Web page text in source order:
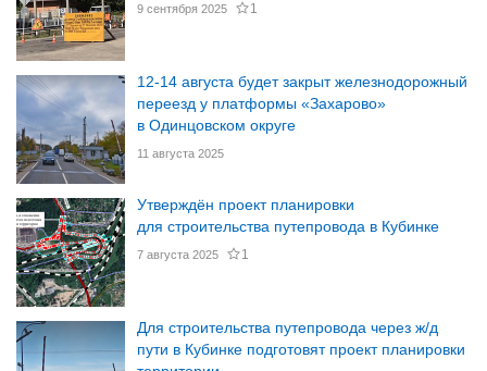
9 сентября 2025 1
12-14 августа будет закрыт железнодорожный
переезд у платформы «Захарово»
в Одинцовском округе
11 августа 2025
Утверждён проект планировки
для строительства путепровода в Кубинке
7 августа 2025 1
Для строительства путепровода через ж/д
пути в Кубинке подготовят проект планировки